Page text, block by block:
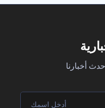
أخبارنا